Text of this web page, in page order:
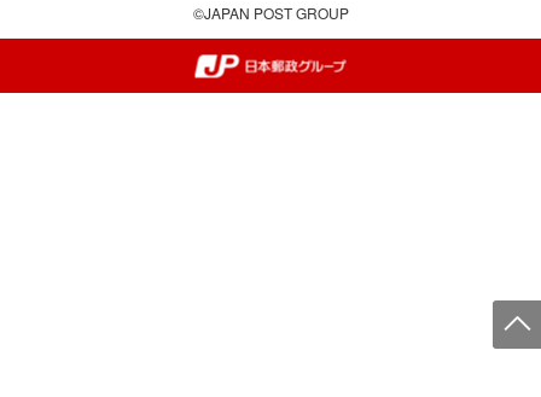
©JAPAN POST GROUP